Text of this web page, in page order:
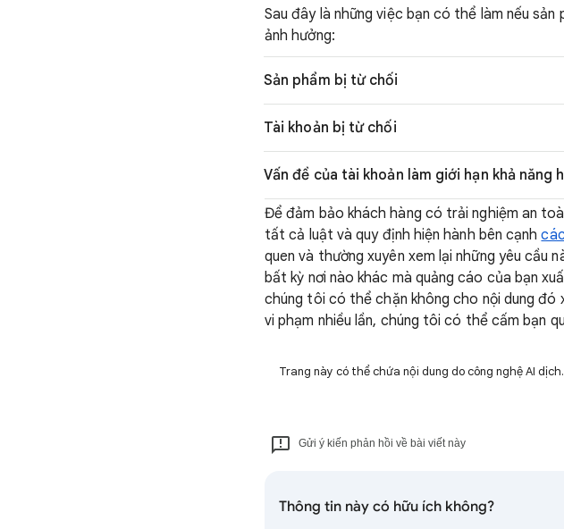
Sau đây là những việc bạn có thể làm nếu
ảnh hưởng:
Sản phẩm bị từ chối
Tài khoản bị từ chối
Vấn đề của tài khoản làm giới hạn khả năng
Để đảm bảo khách hàng có trải nghiệm an
tất cả luật và quy định hiện hành bên cạnh
quen và thường xuyên xem lại những yêu cầu
bất kỳ nơi nào khác mà quảng cáo của bạn
chúng tôi có thể chặn không cho nội dung đó
vi phạm nhiều lần, chúng tôi có thể cấm bạn
Trang này có thể chứa nội dung do công nghệ AI
Gửi ý kiến phản hồi về bài viết này
Thông tin này có hữu ích không?